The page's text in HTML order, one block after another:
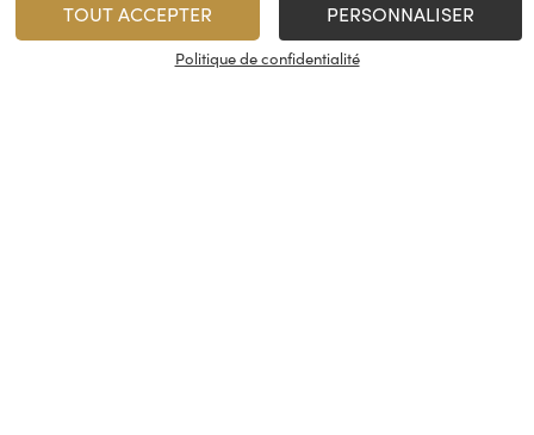
Mentions légales et données personnelles
Conditions générales de vente
TOUT ACCEPTER PERSONNALISER
Politique de confidentialité